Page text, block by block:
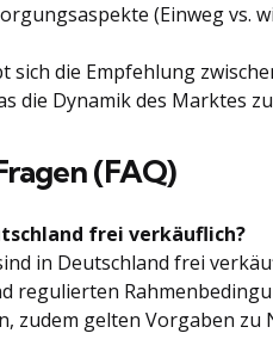
(Einweg vs.
sich die Empfehlung
die Dynamik des Marktes
(FAQ)
frei verkäuflich?
in Deutschland frei
regulierten
zudem gelten Vorgaben